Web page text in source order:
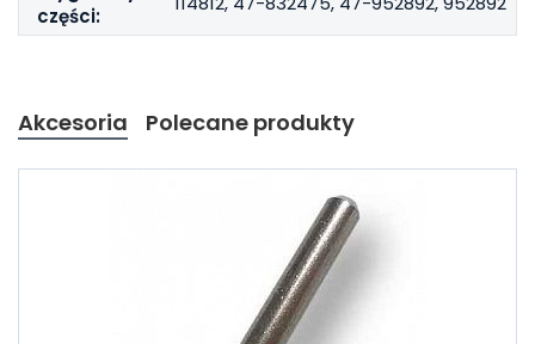
części:
Akcesoria Polecane produkty